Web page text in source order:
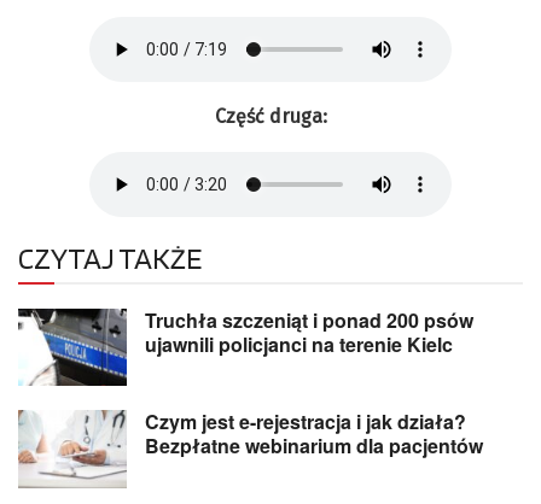
Część druga:
CZYTAJ TAKŻE
Truchła szczeniąt i ponad 200 psów
ujawnili policjanci na terenie Kielc
Czym jest e-rejestracja i jak działa?
Bezpłatne webinarium dla pacjentów